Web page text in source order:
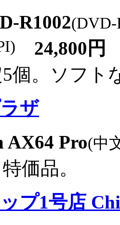
R1002(DVD-
24,800円
個。ソフト
ザ
AX64 Pro(中
価品。
プ1号店